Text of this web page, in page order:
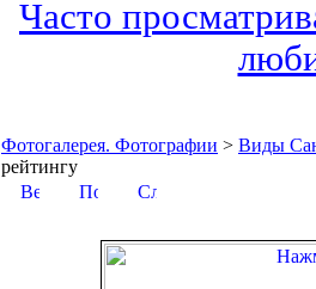
Часто
Фотогалерея. Фотографии > Виды
рейтингу